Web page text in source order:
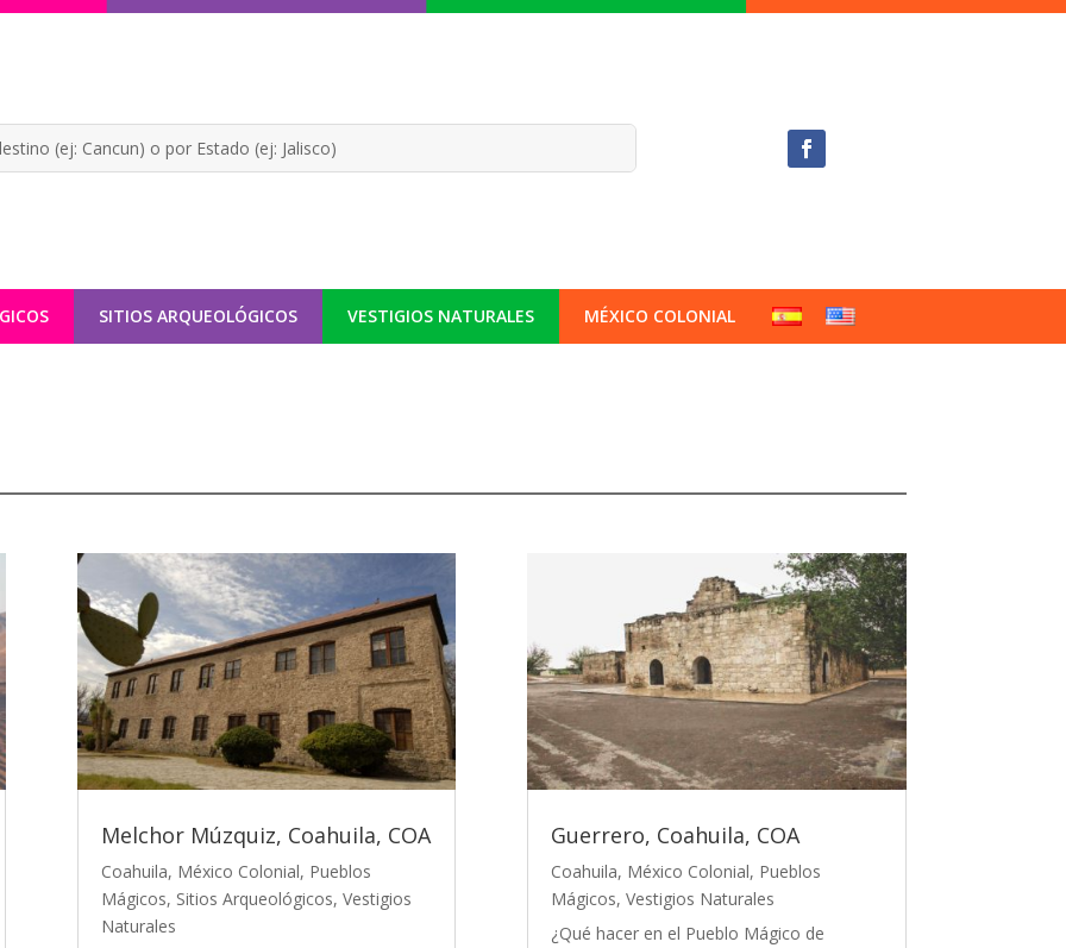
SITIOS ARQUEOLÓGICOS VESTIGIOS NATURALES MÉXICO COLONIAL
Melchor Múzquiz, Coahuila, COA
Coahuila, México Colonial, Pueblos
Mágicos, Sitios Arqueológicos, Vestigios
Naturales
Guerrero, Coahuila, COA
Coahuila, México Colonial, Pueblos
Mágicos, Vestigios Naturales
¿Qué hacer en el Pueblo Mágico de